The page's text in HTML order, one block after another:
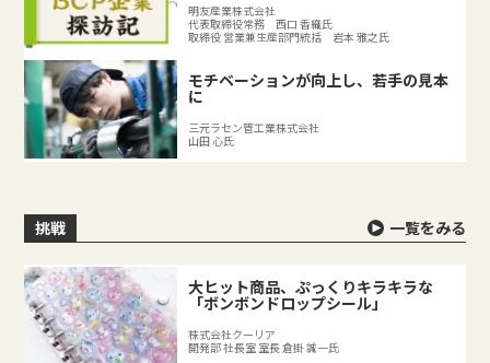
明友産業株式会社
代表取締役常務 西口 香織氏
取締役 営業兼生産部門統括 岩本 雅之氏
モチベーションが向上し、若手の見本
に
三元ラセン管工業株式会社
山田 心氏
挑戦 一覧をみる
大ヒット商品、ぷっくりキラキラな
「ボンボンドロップシール」
株式会社クーリア
開発部 社長室 室長 倉掛 誠一氏